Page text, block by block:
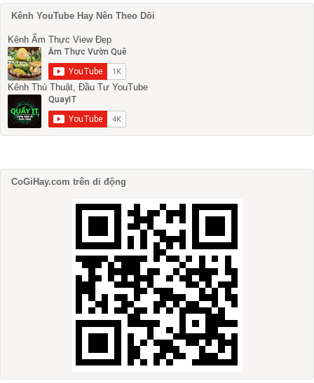
Kênh YouTube Hay Nên Theo Dõi
Kênh Ẩm Thực View Đẹp
Kênh Thủ Thuật, Đầu Tư YouTube
CoGiHay.com trên di động